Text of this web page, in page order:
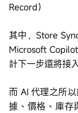
Record）
其中，Store
Microsoft
計下一步還將接
而 AI 代理之所
據、價格、庫存